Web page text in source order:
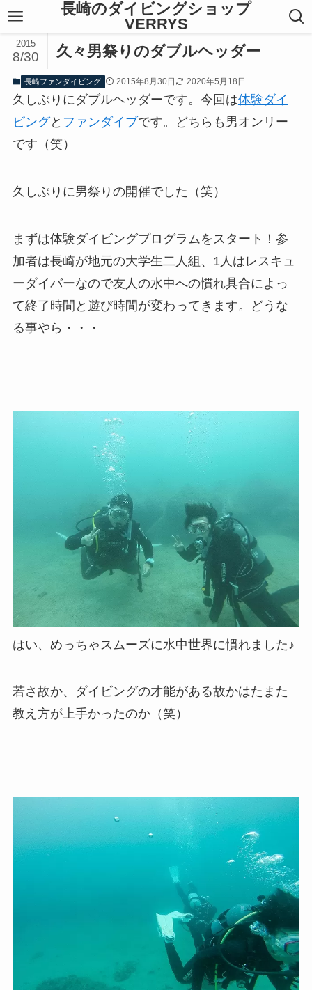
長崎のダイビングショップ
VERRYS
久々男祭りのダブルヘッダー
2015
8/30
長崎ファンダイビング 2015年8月30日 2020年5月18日
久しぶりにダブルヘッダーです。今回は体験ダイ
ビングと ファンダイブです。どちらも男オンリー
です（笑）
久しぶりに男祭りの開催でした（笑）
まずは体験ダイビングプログラムをスタート！参
加者は長崎が地元の大学生二人組、1人はレスキュ
ーダイバーなので友人の水中への慣れ具合によっ
て終了時間と遊び時間が変わってきます。どうな
る事やら・・・
はい、めっちゃスムーズに水中世界に慣れました♪
若さ故か、ダイビングの才能がある故かはたまた
教え方が上手かったのか（笑）